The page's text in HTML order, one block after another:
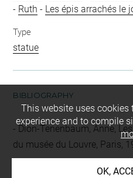
- Ruth - Les épis arrachés le
Type
statue
BIBLIOGRAPHY
Dion-Tenenbaum, Anne,
du musée du Louvre, Paris,
Musée du Louvre,
This website uses
experience and to compile
OK,